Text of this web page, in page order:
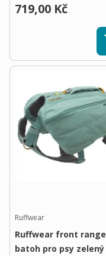
719,00 Kč
Ruffwear
Ruffwear front range
batoh pro psy zelený